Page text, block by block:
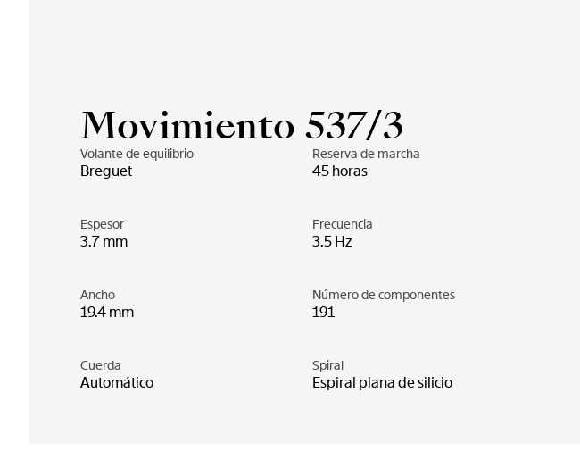
Movimiento 537/3
Volante de equilibrio
Breguet
Reserva de marcha
45 horas
Espesor
3.7 mm
Frecuencia
3.5 Hz
Ancho
19.4 mm
Número de componentes
191
Cuerda
Automático
Spiral
Espiral plana de silicio